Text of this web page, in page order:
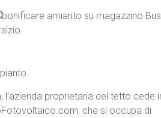
l’azienda proprietaria del tetto cede
che si occupa di